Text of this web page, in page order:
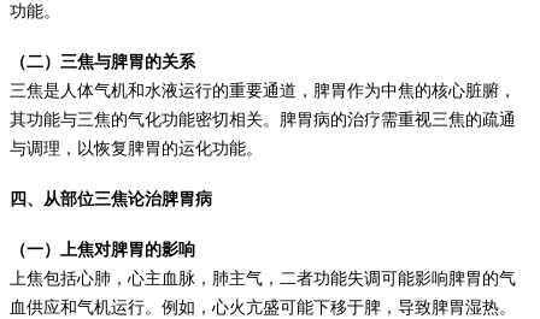
功能。
（二）三焦与脾胃的关系
三焦是人体气机和水液运行的重要通道，脾胃作为中焦的核心脏腑，
其功能与三焦的气化功能密切相关。脾胃病的治疗需重视三焦的疏通
与调理，以恢复脾胃的运化功能。
四、从部位三焦论治脾胃病
（一）上焦对脾胃的影响
上焦包括心肺，心主血脉，肺主气，二者功能失调可能影响脾胃的气
血供应和气机运行。例如，心火亢盛可能下移于脾，导致脾胃湿热。